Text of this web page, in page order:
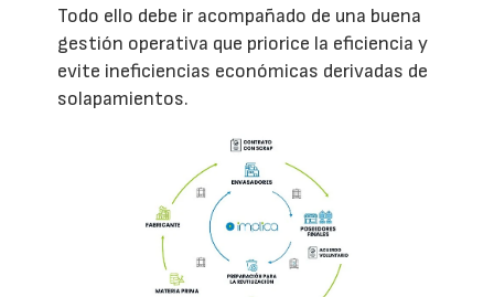
Todo ello debe ir acompañado de una buena
gestión operativa que priorice la eficiencia y
evite ineficiencias económicas derivadas de
solapamientos.